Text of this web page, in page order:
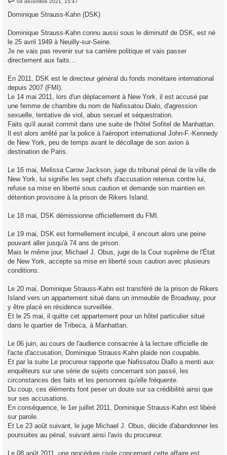
e
s
e
04 décembre 2021, 15:47
Dominique Strauss-Kahn (DSK)
Dominique Strauss-Kahn connu aussi sous le diminutif de DSK, est né
le 25 avril 1949 à Neuilly-sur-Seine.
Je ne vais pas revenir sur sa carrière politique et vais passer
directement aux faits…
En 2011, DSK est le directeur général du fonds monétaire international
depuis 2007 (FMI).
Le 14 mai 2011, lors d'un déplacement à New York, il est accusé par
une femme de chambre du nom de Nafissatou Dialo, d'agression
sexuelle, tentative de viol, abus sexuel et séquestration.
Faits qu'il aurait commit dans une suite de l'hôtel Sofitel de Manhattan.
Il est alors arrêté par la police à l'aéroport international John-F.-Kennedy
de New York, peu de temps avant le décollage de son avion à
destination de Paris.
Le 16 mai, Melissa Carow Jackson, juge du tribunal pénal de la ville de
New York, lui signifie les sept chefs d'accusation retenus contre lui,
refuse sa mise en liberté sous caution et demande son maintien en
détention provisoire à la prison de Rikers Island.
Le 18 mai, DSK démissionne officiellement du FMI.
Le 19 mai, DSK est formellement inculpé, il encourt alors une peine
pouvant aller jusqu'à 74 ans de prison.
Mais le même jour, Michael J. Obus, juge de la Cour suprême de l'État
de New York, accepte sa mise en liberté sous caution avec plusieurs
conditions.
Le 20 mai, Dominique Strauss-Kahn est transféré de la prison de Rikers
Island vers un appartement situé dans un immeuble de Broadway, pour
y être placé en résidence surveillée.
Et le 25 mai, il quitte cet appartement pour un hôtel particulier situé
dans le quartier de Tribeca, à Manhattan.
Le 06 juin, au cours de l'audience consacrée à la lecture officielle de
l'acte d'accusation, Dominique Strauss-Kahn plaide non coupable.
Et par la suite Le procureur rapporte que Nafissatou Diallo a menti aux
enquêteurs sur une série de sujets concernant son passé, les
circonstances des faits et les personnes qu'elle fréquente.
Du coup, ces éléments font peser un doute sur sa crédibilité ainsi que
sur ses accusations.
En conséquence, le 1er juillet 2011, Dominique Strauss-Kahn est libéré
sur parole.
Et Le 23 août suivant, le juge Michael J. Obus, décide d'abandonner les
poursuites au pénal, suivant ainsi l'avis du procureur.
Le 08 août 2011, une procédure civile concernant cette affaire est